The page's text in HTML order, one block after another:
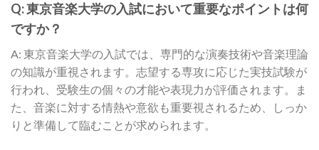
Q: 東京音楽大学の入試において重要なポイントは何
ですか？
A: 東京音楽大学の入試では、専門的な演奏技術や音楽理論
の知識が重視されます。志望する専攻に応じた実技試験が
行われ、受験生の個々の才能や表現力が評価されます。ま
た、音楽に対する情熱や意欲も重要視されるため、しっか
りと準備して臨むことが求められます。